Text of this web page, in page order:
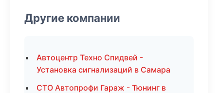
Другие компании
Автоцентр Техно Спидвей -
Установка сигнализаций в Самара
СТО Автопрофи Гараж - Тюнинг в